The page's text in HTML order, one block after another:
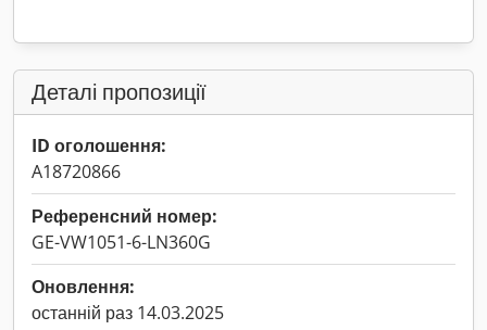
Деталі пропозиції
ID оголошення:
A18720866
Референсний номер:
GE-VW1051-6-LN360G
Оновлення:
останній раз 14.03.2025